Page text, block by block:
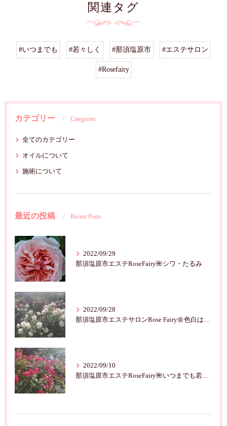
関連タグ
#いつまでも #若々しく #那須塩原市 #エステサロン
#Rosefairy
カテゴリー Categories
全てのカテゴリー
オイルについて
施術について
最近の投稿 Recent Posts
2022/09/29
那須塩原市エステRoseFairy🌺シワ・たるみ
2022/09/28
2022/09/10
那須塩原市エステRoseFairy🌺いつまでも若々しく綺麗に💝